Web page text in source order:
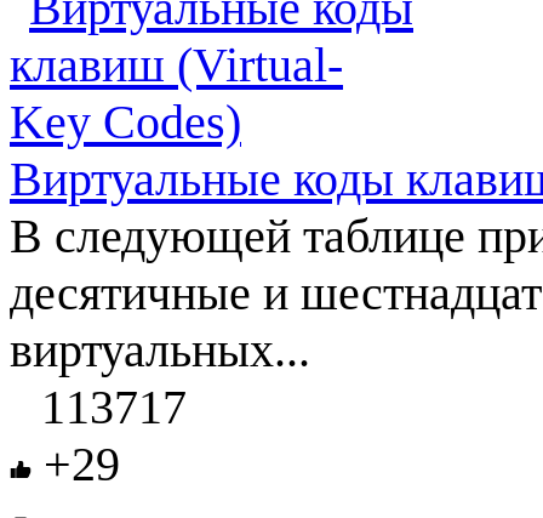
Виртуальные коды
В следующей таблице
десятичные и
виртуальных...
113717
+29